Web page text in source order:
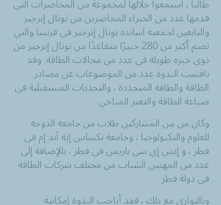
طالبا ، استمعوا خلالها لمجموعة من المحاضرات التي
قدمها عدد من الخبراء المحاضرين من توتال إنرجيز
والتابعين لجمعية اساتذة توتال إنرجيز في فرنسا والتي
تضم أكثر من 280 خبيرًا متقاعدًا من توتال إنرجيز من
ذوي خبره طويلة في عدد من مجالات الطاقة. وقد
ناقشت الندوة عدد من الموضوعات عن مصادر
الطاقة والطاقة المتجددة ، والتحديات المستقبلية في
صناعة الطاقة والتغير المناخي .
وكان من بين المشاركين طلاب من جامعة الدوحة
للعلوم والتكنولوجيا ، وجامعة تكساس إيه آند إم في
قطر ، و إتش إي سي باريس في قطر ، بالإضافة إلى
عدد من المهنين الشباب منمختلف شركات الطاقة
في دولة قطر .
وبالتوازي مع ذلك ، فقد أتاحت الندوة إمكانية